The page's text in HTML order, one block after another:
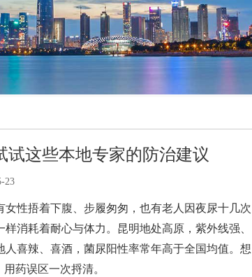
这些本地专家的防治建议
23
性捂着下腹、步履匆匆，也有老人因夜尿十几次
消耗着耐心与体力。昆明地处高原，紫外线强、
喜辣、喜酒，菌尿阳性率常年高于全国均值。想
药误区一次捋清。